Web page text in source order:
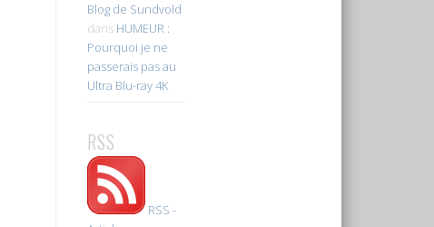
Blog de Sundvold
dans HUMEUR :
Pourquoi je ne
passerais pas au
Ultra Blu-ray 4K
RSS
RSS -